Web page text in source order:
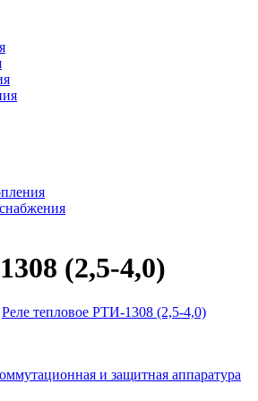
(2,5-4,0)
Реле тепловое РТИ-1308 (2,5-4,0)
и защитная аппаратура